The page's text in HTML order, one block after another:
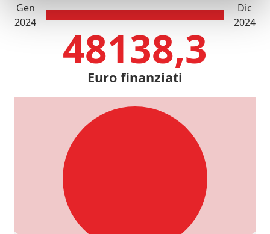
Gen
2024
Dic
2024
48138,3
Euro finanziati